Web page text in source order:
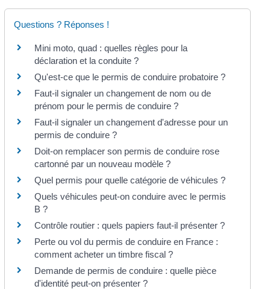
Questions ? Réponses !
Mini moto, quad : quelles règles pour la
déclaration et la conduite ?
Qu'est-ce que le permis de conduire probatoire ?
Faut-il signaler un changement de nom ou de
prénom pour le permis de conduire ?
Faut-il signaler un changement d'adresse pour un
permis de conduire ?
Doit-on remplacer son permis de conduire rose
cartonné par un nouveau modèle ?
Quel permis pour quelle catégorie de véhicules ?
Quels véhicules peut-on conduire avec le permis
B ?
Contrôle routier : quels papiers faut-il présenter ?
Perte ou vol du permis de conduire en France :
comment acheter un timbre fiscal ?
Demande de permis de conduire : quelle pièce
d'identité peut-on présenter ?